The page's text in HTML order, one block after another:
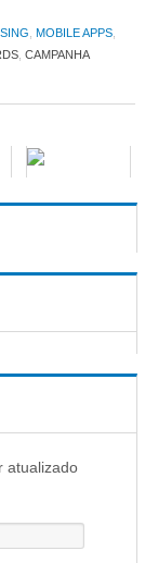
MOBILE APPS,
, CAMPANHA
atualizado